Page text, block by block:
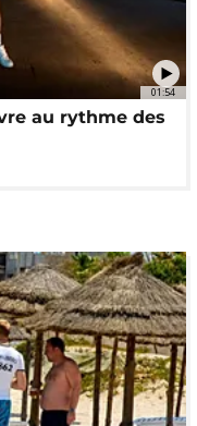
01:54
au rythme des